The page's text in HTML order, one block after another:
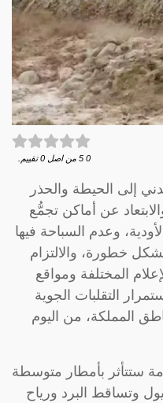
0
5 من اصل 0 تقييم.
إلى الحيطة والحذر
عن أماكن تجمُّع
وعدم السباحة فيها
خطورة، والالتزام
المختلفة ومواقع
التقلبات الجوية
المملكة، من اليوم
ستتأثر بأمطار متوسطة
وتساقط البرد ورياح